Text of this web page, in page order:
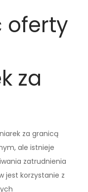
oferty
za
za granicą
ale istnieje
zatrudnienia
jest korzystanie z